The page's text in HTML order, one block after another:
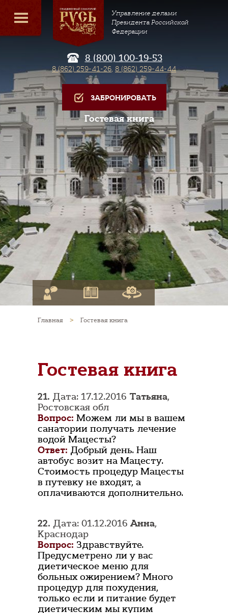
Управление делами
Президента Российской
Федерации
8 (800) 100-19-53
8 (862) 259-41-26, 8 (862) 259-44-44
ЗАБРОНИРОВАТЬ
Гостевая книга
Главная > Гостевая книга
Гостевая книга
21. Дата: 17.12.2016 Татьяна,
Ростовская обл
Вопрос: Можем ли мы в вашем
санатории получать лечение
водой Мацесты?
Ответ: Добрый день. Наш
автобус возит на Мацесту.
Стоимость процедур Мацесты
в путевку не входят, а
оплачиваются дополнительно.
22. Дата: 01.12.2016Анна,
Краснодар
Вопрос: Здравствуйте.
Предусметрено ли у вас
диетическое меню для
больных ожирением? Много
процедур для похудения,
только если и питание будет
диетическим мы купим